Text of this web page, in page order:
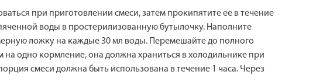
при приготовлении смеси, затем прокипятите ее в течение
воды в простерилизованную бутылочку. Наполните
ложку на каждые 30 мл воды. Перемешайте до полного
одно кормление, она должна храниться в холодильнике при
смеси должна быть использована в течение 1 часа. Через